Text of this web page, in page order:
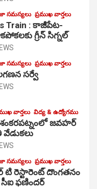
సమస్యలు ప్రముఖ వార్తలు
Train : కాజీపేట-
గ్రీన్ సిగ్నల్
సమస్యలు ప్రముఖ వార్తలు
సర్వే
వార్తలు విద్య & ఉద్యోగము
శంకరపట్నంలో జవహర్
సమస్యలు ప్రముఖ వార్తలు
టి రెస్టారెంట్ దొంగతనం
సీఐ ఫణిందర్